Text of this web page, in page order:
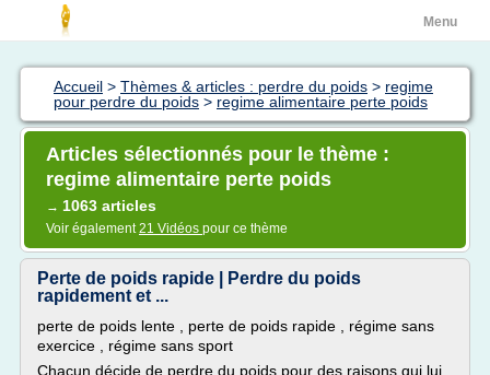
Menu
Accueil > Thèmes & articles : perdre du poids > regime
pour perdre du poids > regime alimentaire perte poids
Articles sélectionnés pour le thème :
regime alimentaire perte poids
→ 1063 articles
Voir également21 Vidéos pour ce thème
Perte de poids rapide | Perdre du poids
rapidement et ...
perte de poids lente , perte de poids rapide , régime sans
exercice , régime sans sport
Chacun décide de perdre du poids pour des raisons qui lui